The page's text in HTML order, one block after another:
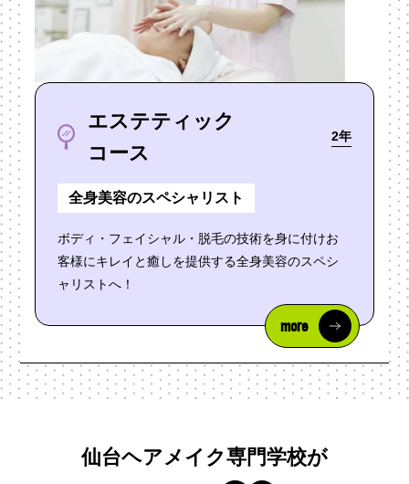
エステティック
コース
2年
全身美容のスペシャリスト
ボディ・フェイシャル・脱毛の技術を身に付けお
客様にキレイと癒しを提供する全身美容のスペシ
ャリストへ！
more
仙台ヘアメイク専門学校が